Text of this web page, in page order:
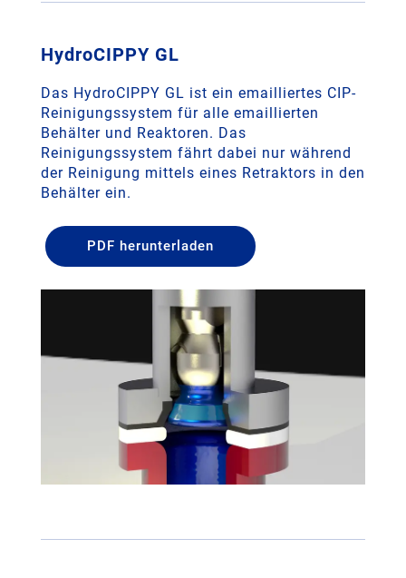
HydroCIPPY GL
Das HydroCIPPY GL ist ein emailliertes CIP-
Reinigungssystem für alle emaillierten
Behälter und Reaktoren. Das
Reinigungssystem fährt dabei nur während
der Reinigung mittels eines Retraktors in den
Behälter ein.
PDF herunterladen